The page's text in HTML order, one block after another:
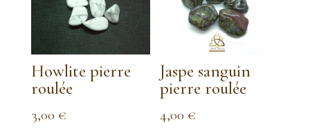
Howlite pierre
roulée
3,00 €
Jaspe sanguin
pierre roulée
4,00€